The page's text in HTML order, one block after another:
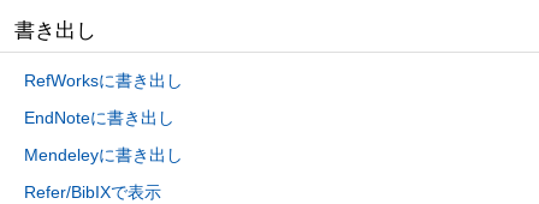
書き出し
RefWorksに書き出し
EndNoteに書き出し
Mendeleyに書き出し
Refer/BibIXで表示